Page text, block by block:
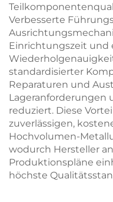
Verbesserte
Einrichtungszeit und
standardisierter
Reparaturen und
Lageranforderungen
reduziert. Diese
zuverlässigen,
Hochvolumen-
wodurch Hersteller
Produktionspläne
höchste